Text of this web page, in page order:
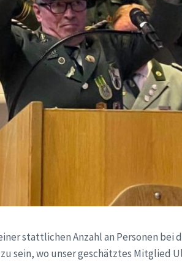
stattlichen Anzahl an Personen bei
sein, wo unser geschätztes Mitglied